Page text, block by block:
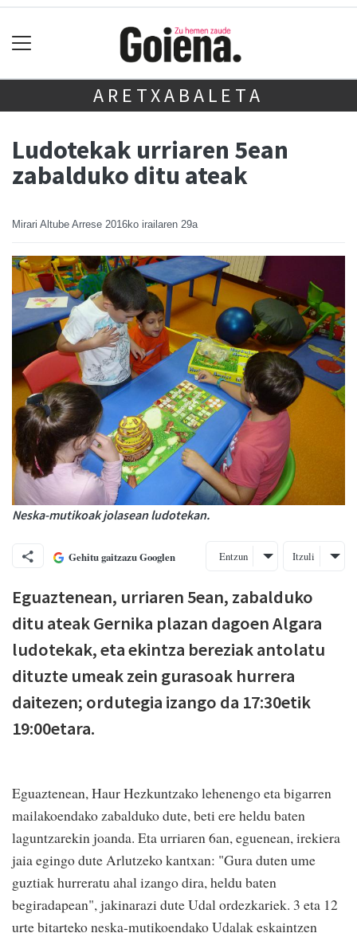
ARETXABALETA
Ludotekak urriaren 5ean
zabalduko ditu ateak
Mirari Altube Arrese 2016ko irailaren 29a
Neska-mutikoak jolasean ludotekan.
Gehitu gaitzazu Googlen Entzun Itzuli
Eguaztenean, urriaren 5ean, zabalduko
ditu ateak Gernika plazan dagoen Algara
ludotekak, eta ekintza bereziak antolatu
dituzte umeak zein gurasoak hurrera
daitezen; ordutegia izango da 17:30etik
19:00etara.
Eguaztenean, Haur Hezkuntzako lehenengo eta bigarren
mailakoendako zabalduko dute, beti ere heldu baten
laguntzarekin joanda. Eta urriaren 6an, eguenean, irekiera
jaia egingo dute Arlutzeko kantxan: "Gura duten ume
guztiak hurreratu ahal izango dira, heldu baten
begiradapean", jakinarazi dute Udal ordezkariek. 3 eta 12
urte bitarteko neska-mutikoendako Udalak eskaintzen